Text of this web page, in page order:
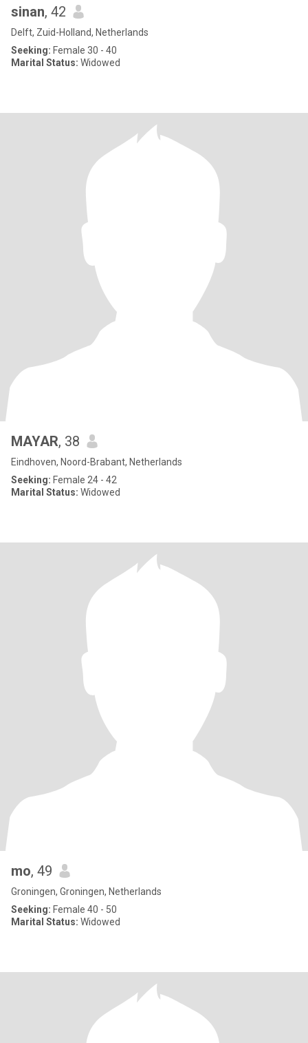
sinan, 42
Delft, Zuid-Holland, Netherlands
Seeking: Female 30 - 40
Marital Status: Widowed
MAYAR, 38
Eindhoven, Noord-Brabant, Netherlands
Seeking: Female 24 - 42
Marital Status: Widowed
mo, 49
Groningen, Groningen, Netherlands
Seeking: Female 40 - 50
Marital Status: Widowed